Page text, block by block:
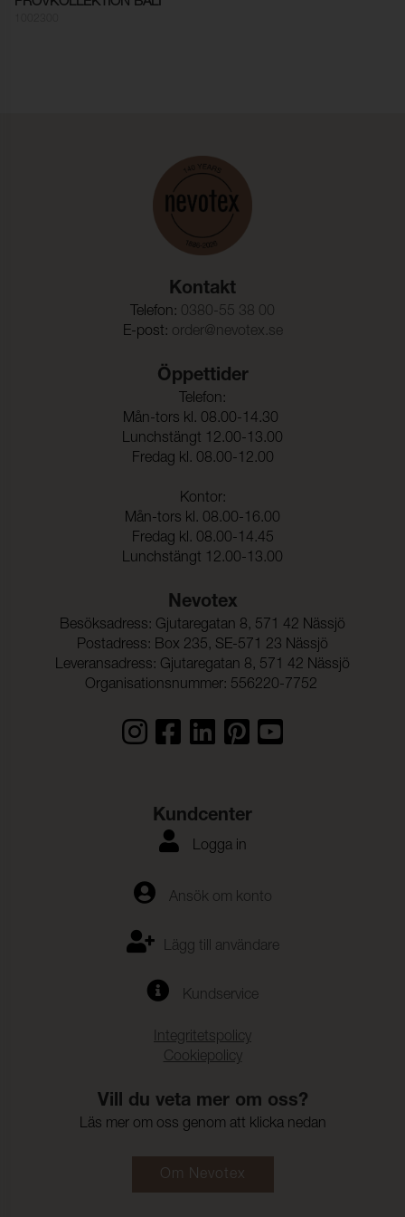
4-5
4-5 (ISO 105-E01)
Färghärdighet mot
4-5 (ISO 105-E02)
Kontakt
Telefon: 0380-55 38 00
E-post: order@nevotex.se
Öppettider
Telefon:
Mån-tors kl. 08.00-14.30
Lunchstängt 12.00-13.00
Fredag kl. 08.00-12.00
Kontor:
Mån-tors kl. 08.00-16.00
Fredag kl. 08.00-14.45
Lunchstängt 12.00-13.00
Nevotex
Besöksadress: Gjutaregatan 8, 571 42 Nässjö
Postadress: Box 235, SE-571 23 Nässjö
Leveransadress: Gjutaregatan 8, 571 42 Nässjö
Organisationsnummer: 556220-7752
Kundcenter
Logga in
Ansök om konto
Lägg till användare
Kundservice
Integritetspolicy
Cookiepolicy
Vill du veta mer om oss?
Läs mer om oss genom att klicka nedan
Om Nevotex